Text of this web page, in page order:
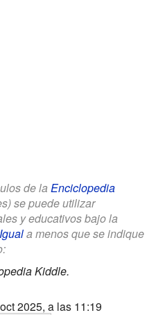
de la Enciclopedia
se puede utilizar
y educativos bajo la
a menos que se indique
Kiddle.
2025, a las 11:19